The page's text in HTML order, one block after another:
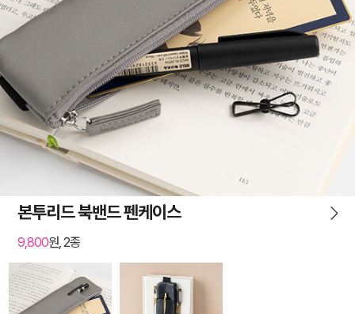
본투리드 북밴드 펜케이스
9,800원, 2종